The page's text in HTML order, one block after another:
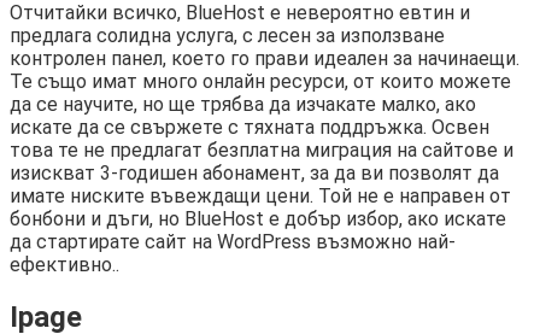
Отчитайки всичко, BlueHost е невероятно евтин и
предлага солидна услуга, с лесен за използване
контролен панел, което го прави идеален за начинаещи.
Те също имат много онлайн ресурси, от които можете
да се научите, но ще трябва да изчакате малко, ако
искате да се свържете с тяхната поддръжка. Освен
това те не предлагат безплатна миграция на сайтове и
изискват 3-годишен абонамент, за да ви позволят да
имате ниските въвеждащи цени. Той не е направен от
бонбони и дъги, но BlueHost е добър избор, ако искате
да стартирате сайт на WordPress възможно най-
ефективно..
Ipage